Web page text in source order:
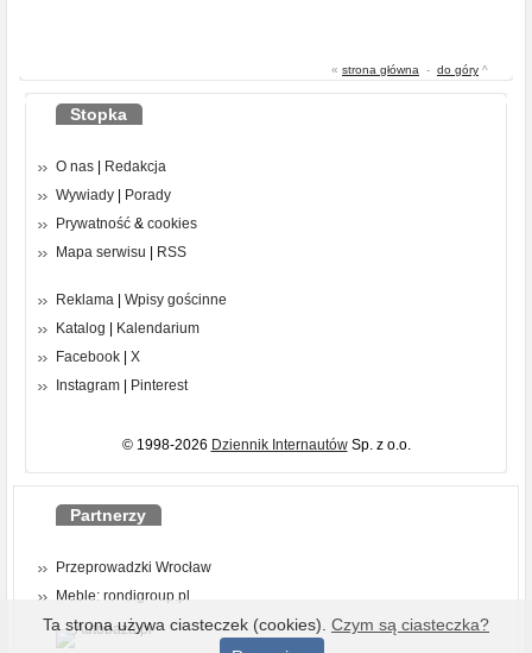
« strona główna - do góry ^
Stopka
O nas
Redakcja
Wywiady
Porady
Prywatność & cookies
Mapa serwisu
RSS
Reklama
Wpisy gościnne
Katalog
Kalendarium
Facebook
X
Instagram
Pinterest
© 1998-2026 Dziennik InternautówSp. z o.o.
Partnerzy
Przeprowadzki Wrocław
Meble: rondigroup.pl
Ta strona używa ciasteczek (cookies). Czym są ciasteczka?